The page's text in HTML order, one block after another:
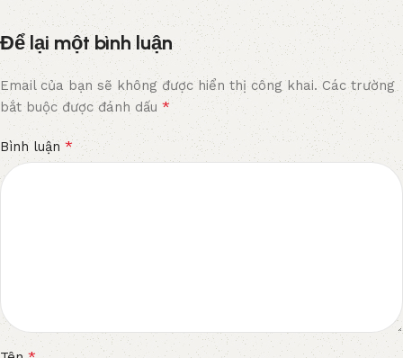
Để lại một bình luận
Email của bạn sẽ không được hiển thị công khai. Các trường
bắt buộc được đánh dấu *
Bình luận *